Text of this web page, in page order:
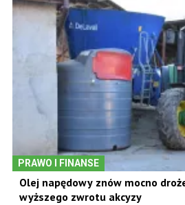
PRAWO I FINANSE
Olej napędowy znów mocno
wyższego zwrotu akcyzy